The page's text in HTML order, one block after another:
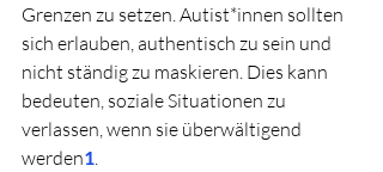
Grenzen zu setzen. Autist*innen sollten
sich erlauben, authentisch zu sein und
nicht ständig zu maskieren. Dies kann
bedeuten, soziale Situationen zu
verlassen, wenn sie überwältigend
werden1.